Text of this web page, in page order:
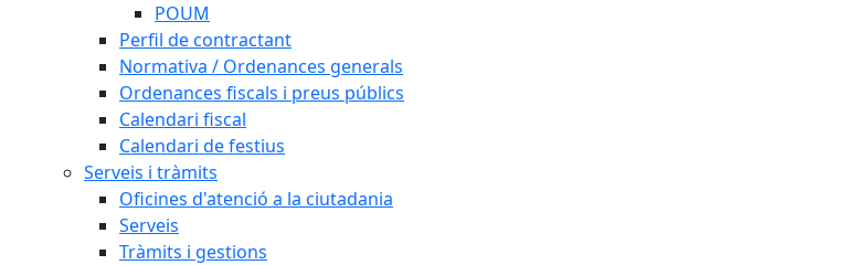
POUM
Perfil de contractant
Normativa / Ordenances generals
Ordenances fiscals i preus públics
Calendari fiscal
Calendari de festius
Serveis i tràmits
Oficines d'atenció a la ciutadania
Serveis
Tràmits i gestions